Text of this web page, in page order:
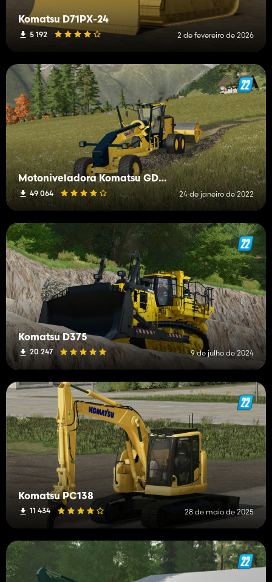
Komatsu D71PX-24
5 192 2 de fevereiro de 2026
Motoniveladora Komatsu GD-655
49 064 24 de janeiro de 2022
Komatsu D375
20 247 9 de julho de 2024
Komatsu PC138
11 434 28 de maio de 2025